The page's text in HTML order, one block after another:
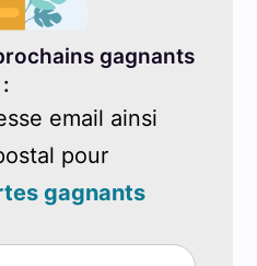
gagnants
email ainsi
pour
gagnants